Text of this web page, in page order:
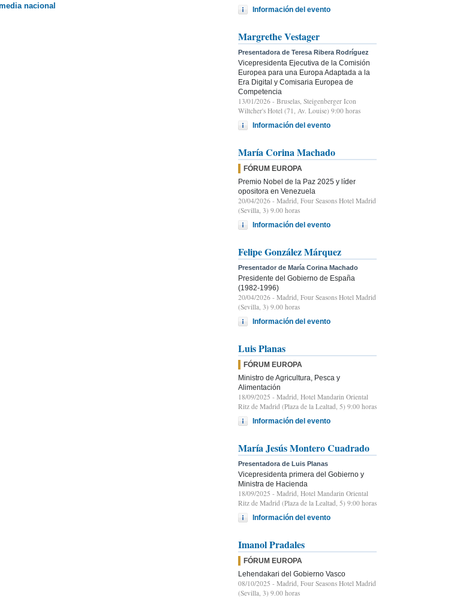
nacional
Información del evento
Margrethe Vestager
Presentadora de Teresa Ribera Rodríguez
Vicepresidenta Ejecutiva de la Comisión
Europea para una Europa Adaptada a la
Era Digital y Comisaria Europea de
Competencia
13/01/2026 - Bruselas, Steigenberger Icon
Wiltcher's Hotel (71, Av. Louise) 9:00 horas
Información del evento
María Corina Machado
FÓRUM EUROPA
Premio Nobel de la Paz 2025 y líder
opositora en Venezuela
20/04/2026 - Madrid, Four Seasons Hotel Madrid
(Sevilla, 3) 9.00 horas
Información del evento
Felipe González Márquez
Presentador de María Corina Machado
Presidente del Gobierno de España
(1982-1996)
20/04/2026 - Madrid, Four Seasons Hotel Madrid
(Sevilla, 3) 9.00 horas
Información del evento
Luis Planas
FÓRUM EUROPA
Ministro de Agricultura, Pesca y
Alimentación
18/09/2025 - Madrid, Hotel Mandarin Oriental
Ritz de Madrid (Plaza de la Lealtad, 5) 9:00 horas
Información del evento
María Jesús Montero Cuadrado
Presentadora de Luis Planas
Vicepresidenta primera del Gobierno y
Ministra de Hacienda
18/09/2025 - Madrid, Hotel Mandarin Oriental
Ritz de Madrid (Plaza de la Lealtad, 5) 9:00 horas
Información del evento
Imanol Pradales
FÓRUM EUROPA
Lehendakari del Gobierno Vasco
08/10/2025 - Madrid, Four Seasons Hotel Madrid
(Sevilla, 3) 9.00 horas